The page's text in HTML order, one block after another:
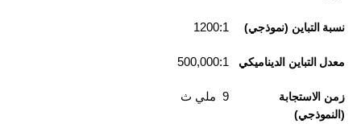
نسبة التباين (نموذجي) 1200:1
معدل التباين الديناميكي 500,000:1
زمن الاستجابة
(النموذجي)
9 ملي ث